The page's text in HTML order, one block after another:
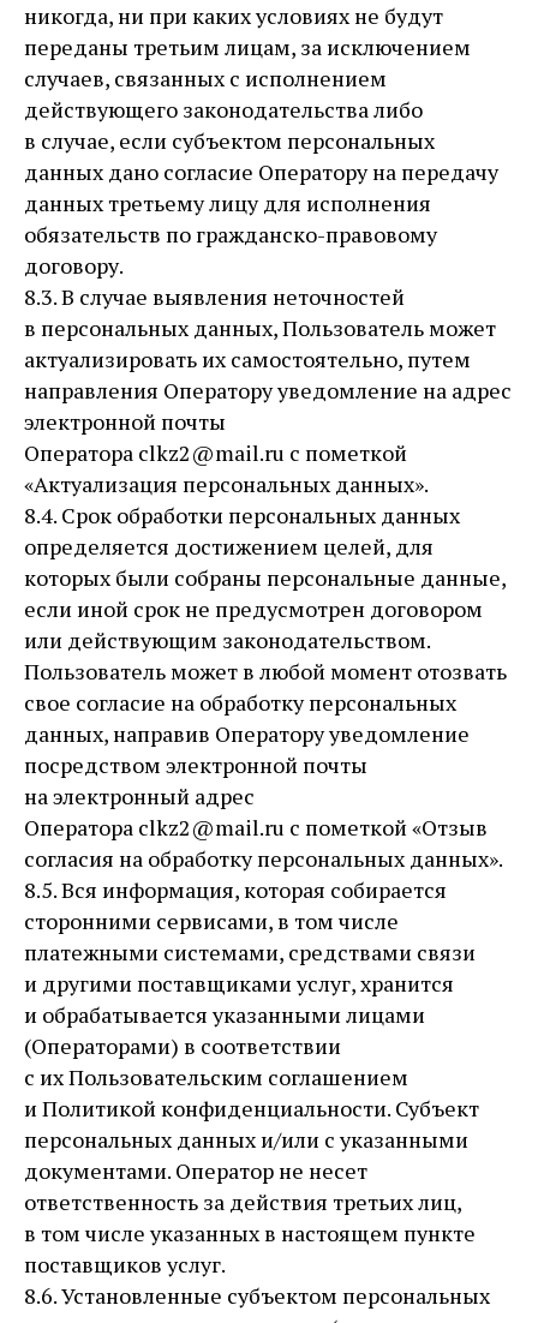
никогда, ни при каких условиях не будут
переданы третьим лицам, за исключением
случаев, связанных с исполнением
действующего законодательства либо
в случае, если субъектом персональных
данных дано согласие Оператору на передачу
данных третьему лицу для исполнения
обязательств по гражданско-правовому
договору.
8.3. В случае выявления неточностей
в персональных данных, Пользователь может
актуализировать их самостоятельно, путем
направления Оператору уведомление на адрес
электронной почты
Оператора clkz2@mail.ru с пометкой
«Актуализация персональных данных».
8.4. Срок обработки персональных данных
определяется достижением целей, для
которых были собраны персональные данные,
если иной срок не предусмотрен договором
или действующим законодательством.
Пользователь может в любой момент отозвать
свое согласие на обработку персональных
данных, направив Оператору уведомление
посредством электронной почты
на электронный адрес
Оператора clkz2@mail.ru с пометкой «Отзыв
согласия на обработку персональных данных».
8.5. Вся информация, которая собирается
сторонними сервисами, в том числе
платежными системами, средствами связи
и другими поставщиками услуг, хранится
и обрабатывается указанными лицами
(Операторами) в соответствии
с их Пользовательским соглашением
и Политикой конфиденциальности. Субъект
персональных данных и/или с указанными
документами. Оператор не несет
ответственность за действия третьих лиц,
в том числе указанных в настоящем пункте
поставщиков услуг.
8.6. Установленные субъектом персональных